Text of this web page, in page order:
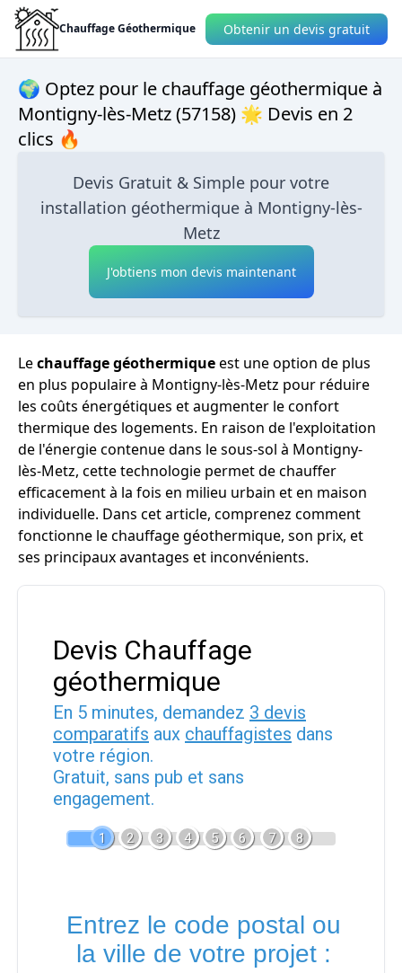
Chauffage Géothermique Obtenir un devis gratuit
🌍 Optez pour le chauffage géothermique à
Montigny-lès-Metz (57158) 🌟 Devis en 2
clics 🔥
Devis Gratuit & Simple pour votre
installation géothermique à Montigny-lès-
Metz
J'obtiens mon devis maintenant
Lechauffage géothermiqueest une option de plus
en plus populaire à Montigny-lès-Metz pour réduire
les coûts énergétiques et augmenter le confort
thermique des logements. En raison de l'exploitation
de l'énergie contenue dans le sous-sol à Montigny-
lès-Metz, cette technologie permet de chauffer
efficacement à la fois en milieu urbain et en maison
individuelle. Dans cet article, comprenez comment
fonctionne le chauffage géothermique, son prix, et
ses principaux avantages et inconvénients.
Devis Chauffage
géothermique
En 5 minutes, demandez 3 devis
comparatifs aux chauffagistes dans
votre région.
Gratuit, sans pub et sans
engagement.
1 2 3 4 5 6 7 8
Entrez le code postal ou
la ville de votre projet :